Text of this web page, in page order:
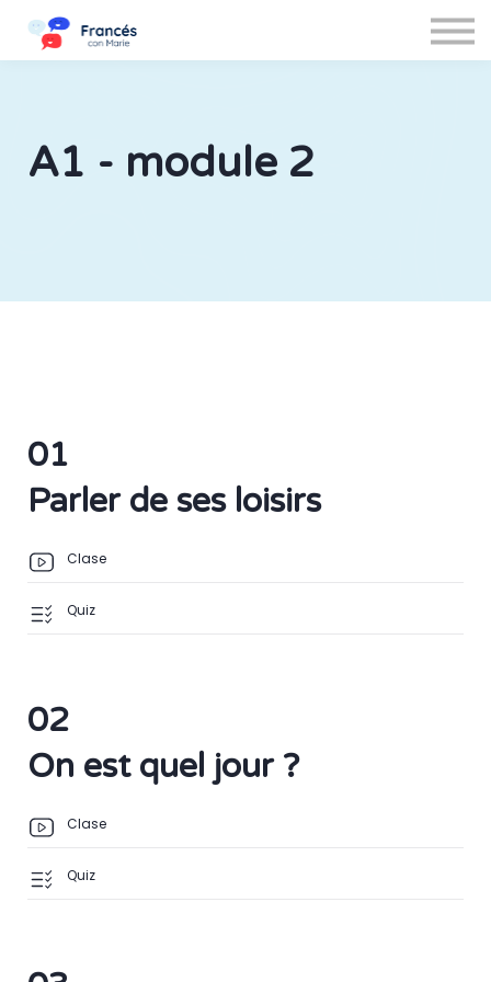
Cerrar sesión
A1 - module 2
01
Parler de ses loisirs
Clase
Quiz
02
On est quel jour ?
Clase
Quiz